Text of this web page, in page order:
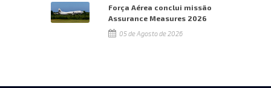
Força Aérea conclui missão
Assurance Measures 2026
05 de Agosto de 2026